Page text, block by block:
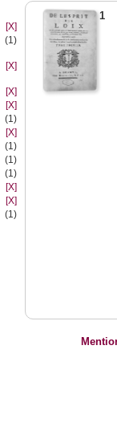
[X]
(1)
[X]
[X]
[X]
(1)
[X]
(1)
(1)
(1)
[X]
[X]
(1)
1